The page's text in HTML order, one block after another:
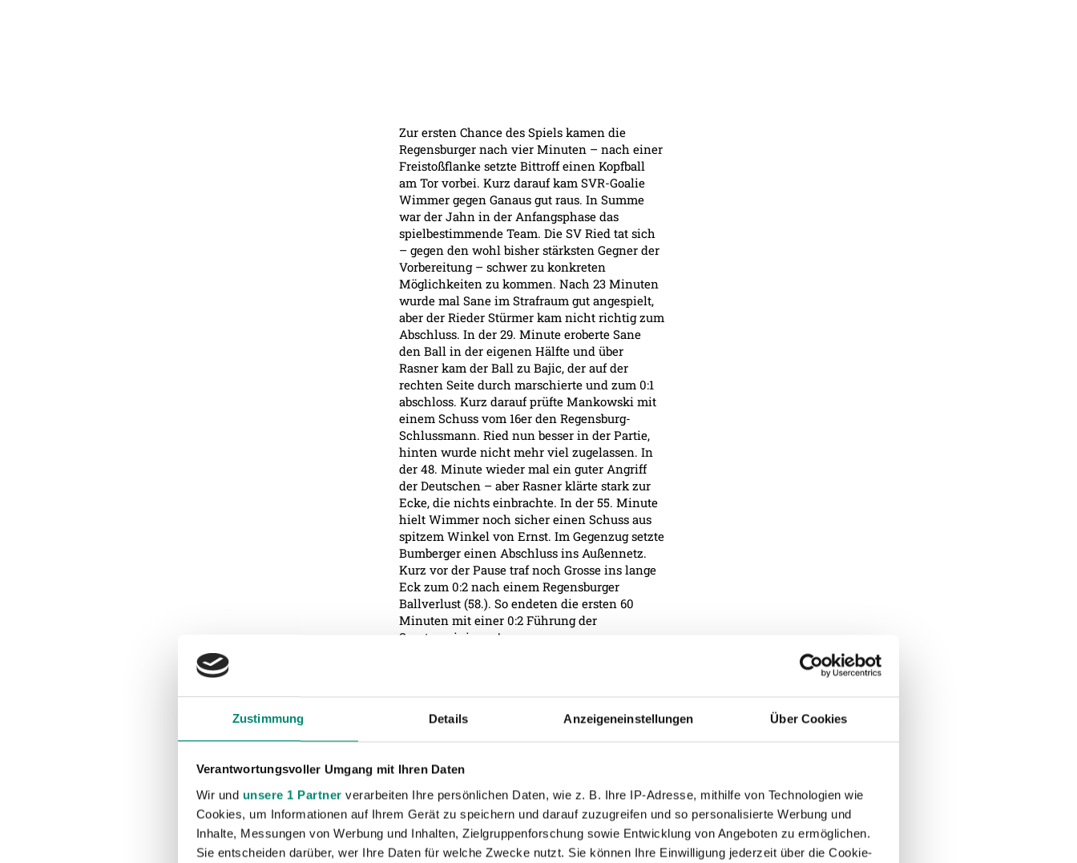
Zustimmung Details Anzeigeneinstellungen Über Cookies
Verantwortungsvoller Umgang mit Ihren Daten
Wir und unsere 1 Partner verarbeiten Ihre persönlichen Daten, wie z. B. Ihre IP-Adresse, mithilfe von Technologien wie
Cookies, um Informationen auf Ihrem Gerät zu speichern und darauf zuzugreifen und so personalisierte Werbung und
Inhalte, Messungen von Werbung und Inhalten, Zielgruppenforschung sowie Entwicklung von Angeboten zu ermöglichen.
Sie entscheiden darüber, wer Ihre Daten für welche Zwecke nutzt. Sie können Ihre Einwilligung jederzeit über die Cookie-
Zur ersten Chance des Spiels kamen die
Regensburger nach vier Minuten – nach einer
Freistoßflanke setzte Bittroff einen Kopfball
am Tor vorbei. Kurz darauf kam SVR-Goalie
Wimmer gegen Ganaus gut raus. In Summe
war der Jahn in der Anfangsphase das
spielbestimmende Team. Die SV Ried tat sich
– gegen den wohl bisher stärksten Gegner der
Vorbereitung – schwer zu konkreten
Möglichkeiten zu kommen. Nach 23 Minuten
wurde mal Sane im Strafraum gut angespielt,
aber der Rieder Stürmer kam nicht richtig zum
Abschluss. In der 29. Minute eroberte Sane
den Ball in der eigenen Hälfte und über
Rasner kam der Ball zu Bajic, der auf der
rechten Seite durch marschierte und zum 0:1
abschloss. Kurz darauf prüfte Mankowski mit
einem Schuss vom 16er den Regensburg-
Schlussmann. Ried nun besser in der Partie,
hinten wurde nicht mehr viel zugelassen. In
der 48. Minute wieder mal ein guter Angriff
der Deutschen – aber Rasner klärte stark zur
Ecke, die nichts einbrachte. In der 55. Minute
hielt Wimmer noch sicher einen Schuss aus
spitzem Winkel von Ernst. Im Gegenzug setzte
Bumberger einen Abschluss ins Außennetz.
Kurz vor der Pause traf noch Grosse ins lange
Eck zum 0:2 nach einem Regensburger
Ballverlust (58.). So endeten die ersten 60
Minuten mit einer 0:2 Führung der
Sportvereinigung!
Geipl an den Ball und brauchte nur noch ins
leere Tor zum 1:2 schießen (64.). Generell
Jahn zunächst das bessere Team. Und in der
71. Minute konnten die Bayern auch
ausgleichen – Kother traf zum 2:2 nach
Zuspiel von Galjen. Wenige Minuten später
dribbelte Pröger auf rechts und konnte
abschließen, den Schuss hatte aber Leitner